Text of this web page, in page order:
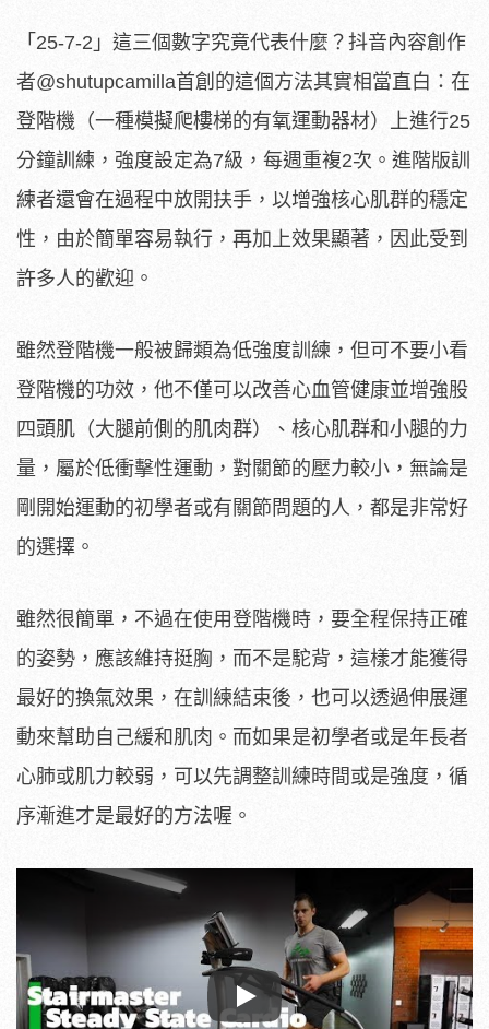
「25-7-2」這三個數字究竟代表什麼？抖音內容創作
者@shutupcamilla首創的這個方法其實相當直白：在
登階機（一種模擬爬樓梯的有氧運動器材）上進行25
分鐘訓練，強度設定為7級，每週重複2次。進階版訓
練者還會在過程中放開扶手，以增強核心肌群的穩定
性，由於簡單容易執行，再加上效果顯著，因此受到
許多人的歡迎。
雖然登階機一般被歸類為低強度訓練，但可不要小看
登階機的功效，他不僅可以改善心血管健康並增強股
四頭肌（大腿前側的肌肉群）、核心肌群和小腿的力
量，屬於低衝擊性運動，對關節的壓力較小，無論是
剛開始運動的初學者或有關節問題的人，都是非常好
的選擇。
雖然很簡單，不過在使用登階機時，要全程保持正確
的姿勢，應該維持挺胸，而不是駝背，這樣才能獲得
最好的換氣效果，在訓練結束後，也可以透過伸展運
動來幫助自己緩和肌肉。而如果是初學者或是年長者
心肺或肌力較弱，可以先調整訓練時間或是強度，循
序漸進才是最好的方法喔。
Play